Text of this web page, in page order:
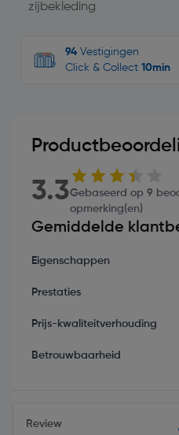
zijbekleding
94 Vestigingen
Click & Collect 10min
3.3Gebaseerd op 9
opmerking(en)
Gemiddelde
Eigenschappen
Prestaties
Prijs-kwaliteitverhouding
Betrouwbaarheid
Review